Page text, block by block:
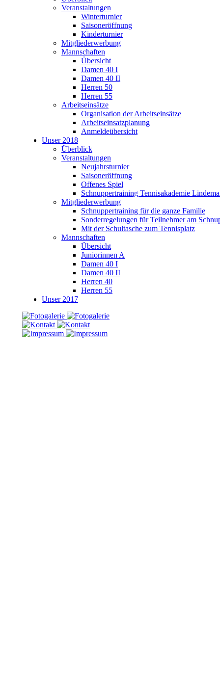
Veranstaltungen
Winterturnier
Saisoneröffnung
Kinderturnier
Mitgliederwerbung
Mannschaften
Übersicht
Damen 40 I
Damen 40 II
Herren 50
Herren 55
Arbeitseinsätze
Organisation der Arbeitseinsätze
Arbeitseinsatzplanung
Anmeldeübersicht
Unser 2018
Überblick
Veranstaltungen
Neujahrsturnier
Saisoneröffnung
Offenes Spiel
Schnuppertraining Tennisakademie
Mitgliederwerbung
Schnuppertraining für die ganze Familie
Sonderregelungen für Teilnehmer am
Mit der Schultasche zum Tennisplatz
Mannschaften
Übersicht
Juniorinnen A
Damen 40 I
Damen 40 II
Herren 40
Herren 55
Unser 2017